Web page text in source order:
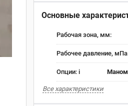
Основные
Рабочая зона, мм:
Рабочее давление,
Опции: i
Все характеристики